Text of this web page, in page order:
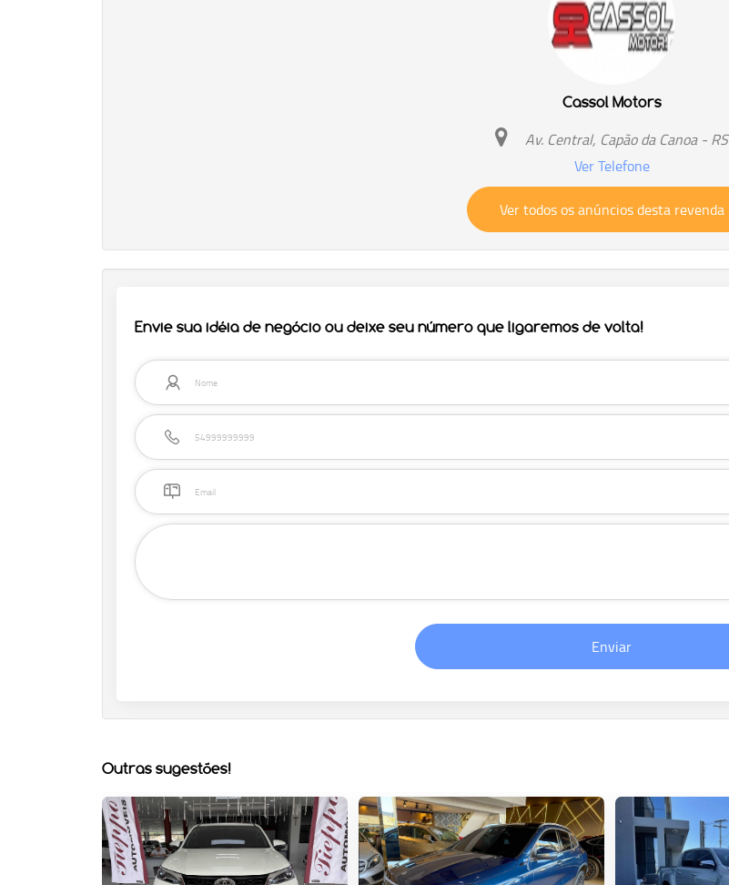
Cassol Motors
Av. Central, Capão da Canoa - RS
Ver Telefone
Ver todos os anúncios desta revenda
Envie sua idéia de negócio ou deixe seu número que ligaremos de volta!
Enviar
Outras sugestões!